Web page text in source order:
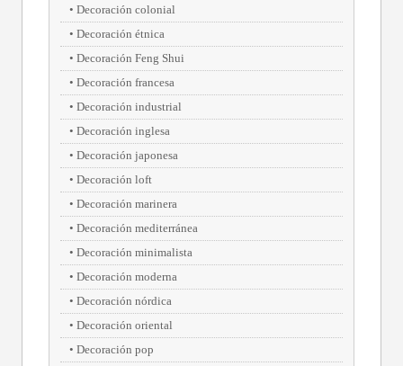
Decoración colonial
Decoración étnica
Decoración Feng Shui
Decoración francesa
Decoración industrial
Decoración inglesa
Decoración japonesa
Decoración loft
Decoración marinera
Decoración mediterránea
Decoración minimalista
Decoración moderna
Decoración nórdica
Decoración oriental
Decoración pop